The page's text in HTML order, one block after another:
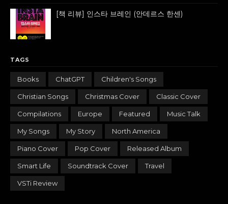
[책 리뷰] 인스타 브레인 (안데르스 한센)
TAGS
Books ChatGPT Children's Songs
Christian Songs Christmas Cover Classic Cover
Compilations Europe Featured Music Talk
My Songs My Story North America
Piano Cover Pop Cover Released Album
Smart Life Soundtrack Cover Travel
VSTi Review